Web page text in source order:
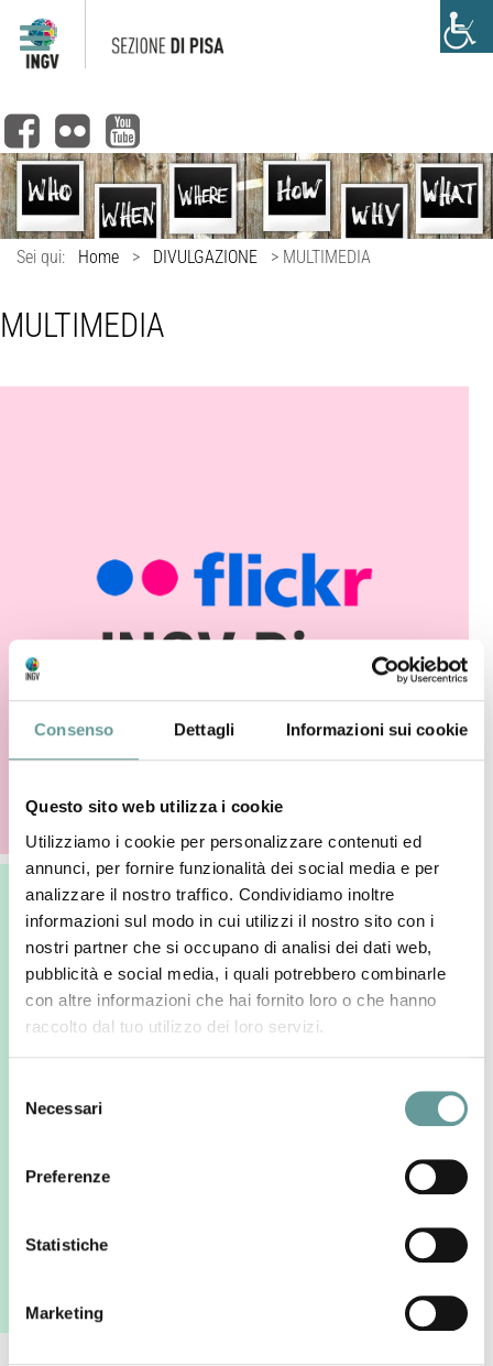
Consenso Dettagli Informazioni sui cookie
Questo sito web utilizza i cookie
Utilizziamo i cookie per personalizzare contenuti ed
annunci, per fornire funzionalità dei social media e per
analizzare il nostro traffico. Condividiamo inoltre
informazioni sul modo in cui utilizzi il nostro sito con i
nostri partner che si occupano di analisi dei dati web,
pubblicità e social media, i quali potrebbero combinarle
con altre informazioni che hai fornito loro o che hanno
raccolto dal tuo utilizzo dei loro servizi.
delNecessari
Preferenze
Statistiche
Marketing
Sei qui: Home > DIVULGAZIONE > MULTIMEDIA
MULTIMEDIA